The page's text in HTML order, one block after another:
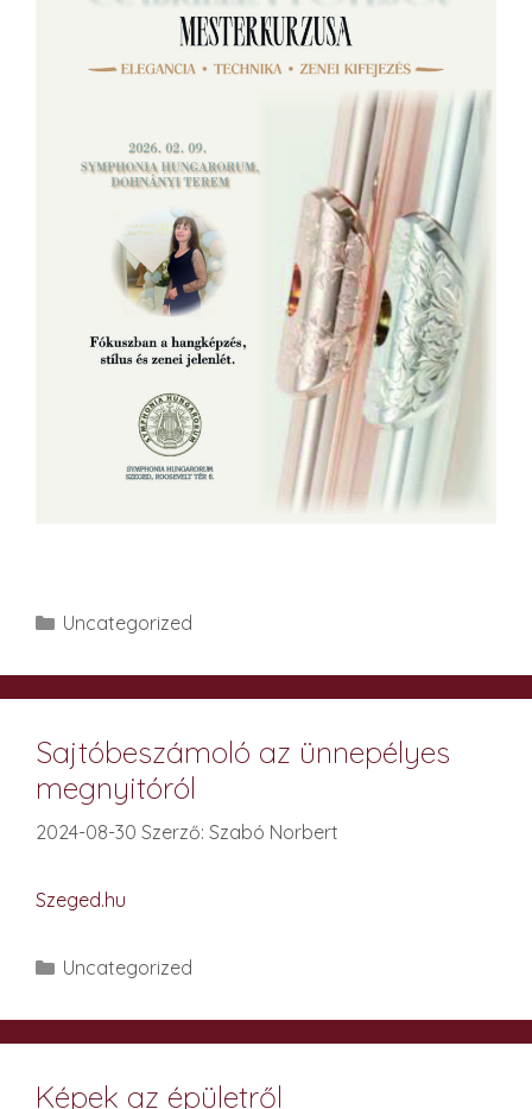
Kategória
Uncategorized
Sajtóbeszámoló az ünnepélyes
megnyitóról
2024-08-30 Szerző: Szabó Norbert
Szeged.hu
Kategória
Uncategorized
Képek az épületről